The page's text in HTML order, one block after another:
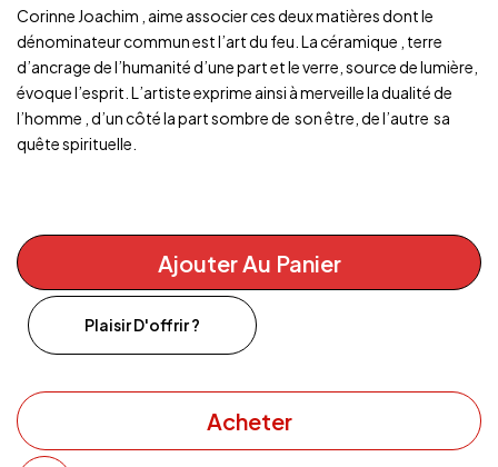
Corinne Joachim , aime associer ces deux matières dont le
dénominateur commun est l’art du feu. La céramique , terre
d’ancrage de l’humanité d’une part et le verre, source de lumière,
évoque l’esprit. L’artiste exprime ainsi à merveille la dualité de
l’homme , d’un côté la part sombre de son être, de l’autre sa
quête spirituelle.
Ajouter Au Panier
Plaisir D'offrir ?
Acheter